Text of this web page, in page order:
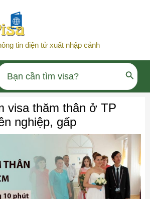
tin điện tử xuất nhập cảnh
visa thăm thân ở TP
nghiệp, gấp